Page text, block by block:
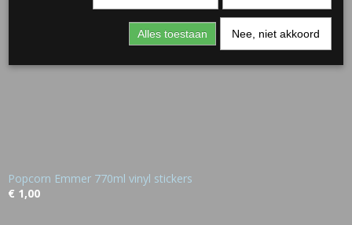
Popcorn Emmer 770ml vinyl stickers
€ 1,00
Alles toestaan Nee, niet akkoord